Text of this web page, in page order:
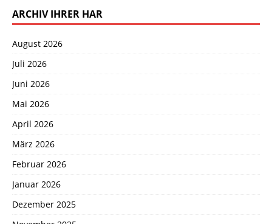
ARCHIV IHRER HAR
August 2026
Juli 2026
Juni 2026
Mai 2026
April 2026
März 2026
Februar 2026
Januar 2026
Dezember 2025